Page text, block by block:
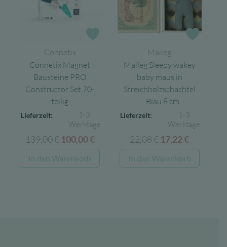
Connetix
Connetix Magnet
Bausteine PRO
Constructor Set 70-
teilig
Lieferzeit:
1-3
Werktage
139,00€ Ursprünglicher
Preis
war:
100,00€Aktueller
Preis
ist:
In den Warenkorb
Maileg
Maileg Sleepy wakey
baby maus in
Streichholzschachtel
– Blau 8 cm
Lieferzeit:
1-3
Werktage
22,08€ Ursprünglicher
Preis
war:
17,22€
Preis
ist:
In den Warenkorb